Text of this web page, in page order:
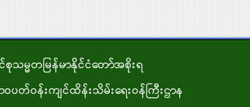
စုသမ္မတမြန်မာနိုင်ငံတော်အစိုးရ
တ်ဝန်းကျင်ထိန်းသိမ်းရေးဝန်ကြီးဌာန